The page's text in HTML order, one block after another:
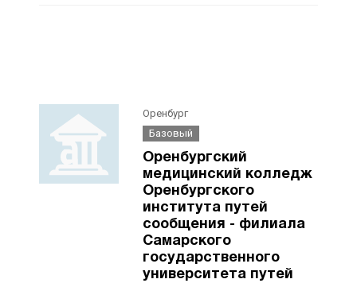
Оренбург
Базовый
Оренбургский
медицинский колледж
Оренбургского
института путей
сообщения - филиала
Самарского
государственного
университета путей